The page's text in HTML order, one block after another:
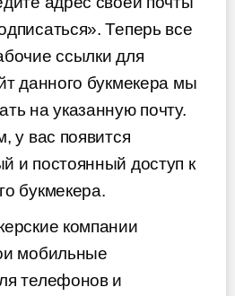
Теперь все
ссылки для
данного букмекера мы
на указанную почту.
у вас появится
и постоянный доступ к
букмекера.
компании
мобильные
телефонов и